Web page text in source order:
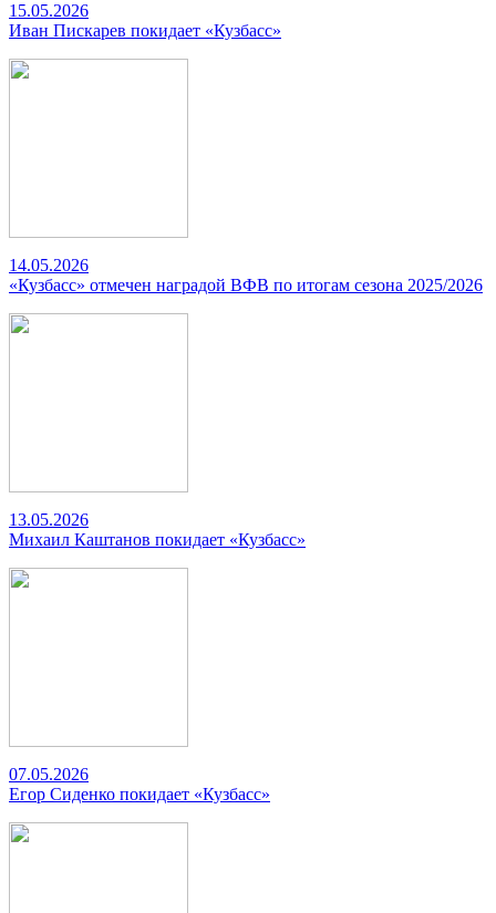
15.05.2026
Иван Пискарев покидает «Кузбасс»
14.05.2026
«Кузбасс» отмечен наградой ВФВ по итогам сезона 2025/2026
13.05.2026
Михаил Каштанов покидает «Кузбасс»
07.05.2026
Егор Сиденко покидает «Кузбасс»